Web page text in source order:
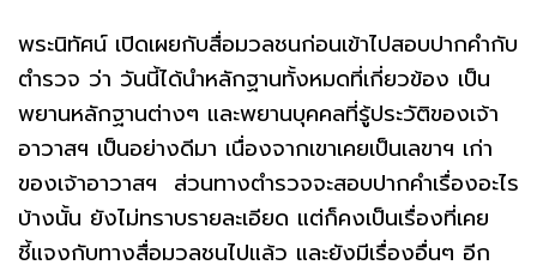
พระนิทัศน์ เปิดเผยกับสื่อมวลชนก่อนเข้าไปสอบปากคำกับ
ตำรวจ ว่า วันนี้ได้นำหลักฐานทั้งหมดที่เกี่ยวข้อง เป็น
พยานหลักฐานต่างๆ และพยานบุคคลที่รู้ประวัติของเจ้า
อาวาสฯ เป็นอย่างดีมา เนื่องจากเขาเคยเป็นเลขาฯ เก่า
ของเจ้าอาวาสฯ ส่วนทางตำรวจจะสอบปากคำเรื่องอะไร
บ้างนั้น ยังไม่ทราบรายละเอียด แต่ก็คงเป็นเรื่องที่เคย
ชี้แจงกับทางสื่อมวลชนไปแล้ว และยังมีเรื่องอื่นๆ อีก